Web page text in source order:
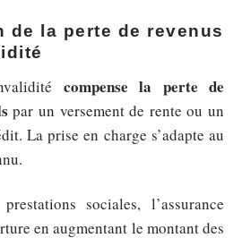
de la perte de revenus
compense la perte de
par un versement de rente ou un
La prise en charge s’adapte au
sociales, l’assurance
en augmentant le montant des